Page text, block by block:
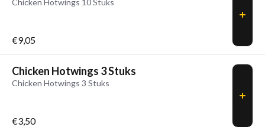
Chicken Hotwings 10 Stuks
€9,05
Chicken Hotwings 3 Stuks
Chicken Hotwings 3 Stuks
€3,50